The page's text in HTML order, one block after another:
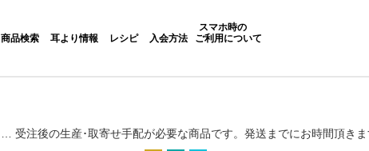
商品検索 耳より情報 レシピ 入会方法
スマホ時の
ご利用について
… 受注後の生産･取寄せ手配が必要な商品です。 発送までにお時間頂きま